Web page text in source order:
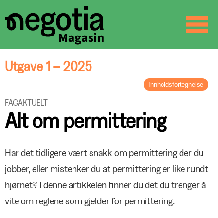
☰
Utgave 1 – 2025
Innholdsfortegnelse
Vanlig og uvanlig
BREV FRA FORBUNDSLEDEREN
Utfordringer og muligheter
Negotia + Delta?
ARBEIDSLIV
Treparts klimaavtale skal gi renere
industri
LØNNSOPPGJØRET
FAGAKTUELT
Alt om permittering
Har det tidligere vært snakk om permittering der du
jobber, eller mistenker du at permittering er like rundt
hjørnet? I denne artikkelen finner du det du trenger å
vite om reglene som gjelder for permittering.